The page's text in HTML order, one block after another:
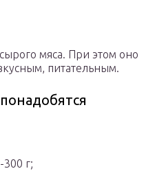
мяса. При этом оно
питательным.
г;